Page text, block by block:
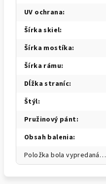
UV ochrana:
Šírka skiel:
Šírka mostíka:
Šírka rámu:
Dĺžka straníc:
Štýl:
Pružinový pánt:
Obsah balenia:
Položka bola vypredaná…